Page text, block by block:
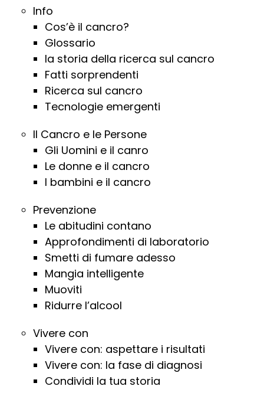
Info
Cos’è il cancro?
Glossario
la storia della ricerca sul cancro
Fatti sorprendenti
Ricerca sul cancro
Tecnologie emergenti
Il Cancro e le Persone
Gli Uomini e il canro
Le donne e il cancro
I bambini e il cancro
Prevenzione
Le abitudini contano
Approfondimenti di laboratorio
Smetti di fumare adesso
Mangia intelligente
Muoviti
Ridurre l’alcool
Vivere con
Vivere con: aspettare i risultati
Vivere con: la fase di diagnosi
Condividi la tua storia